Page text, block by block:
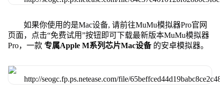
如果你使用的是Mac设备, 请前往MuMu模拟器Pro官网
页面，点击“免费试用”按钮即可下载最新版本MuMu模拟器
Pro，一款 专属Apple M系列芯片Mac设备 的安卓模拟器。